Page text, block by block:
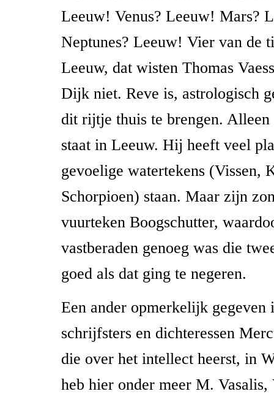
Leeuw! Venus? Leeuw! Mars?
Neptunes? Leeuw! Vier van de
Leeuw, dat wisten Thomas
Dijk niet. Reve is, astrologisch
dit rijtje thuis te brengen. Alleen
staat in Leeuw. Hij heeft veel
gevoelige watertekens (Vissen,
Schorpioen) staan. Maar zijn
vuurteken Boogschutter,
vastberaden genoeg was die
goed als dat ging te negeren.
Een ander opmerkelijk gegeven
schrijfsters en dichteressen
die over het intellect heerst, in
heb hier onder meer M.